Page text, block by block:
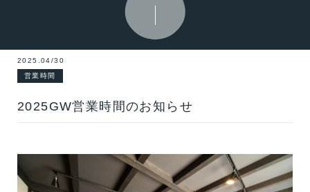
2025.04/30
営業時間
2025GW営業時間のお知らせ